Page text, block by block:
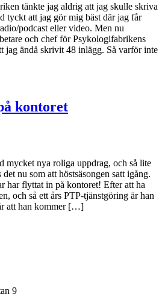
tänkte jag aldrig att jag skulle skriva
tyckt att jag gör mig bäst där jag får
podcast eller video. Men nu
och chef för Psykologifabrikens
jag ändå skrivit 48 inlägg. Så varför inte
kontoret
mycket nya roliga uppdrag, och så lite
nu som att höstsäsongen satt igång.
har flyttat in på kontoret! Efter att ha
och så ett års PTP-tjänstgöring är han
att han kommer […]
9